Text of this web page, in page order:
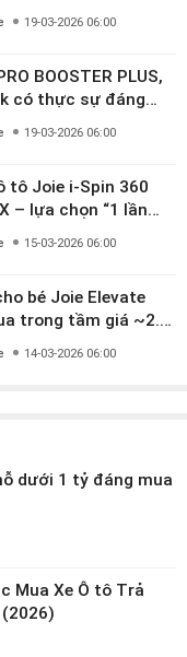
19-03-2026 06:00
BOOSTER PLUS,
có thực sự đáng
19-03-2026 06:00
tô Joie i-Spin 360
– lựa chọn “1 lần
đáng giá gần 9
15-03-2026 06:00
bé Joie Elevate
trong tầm giá ~2.8
14-03-2026 06:00
dưới 1 tỷ đáng mua
Mua Xe Ô tô Trả